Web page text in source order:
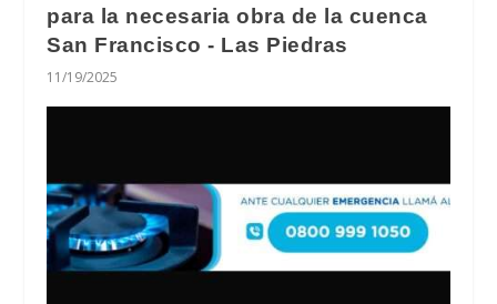
para la necesaria obra de la cuenca
San Francisco - Las Piedras
11/19/2025